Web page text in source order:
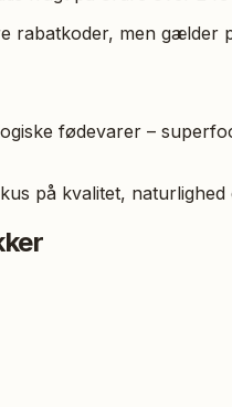
rabatkoder, men gælder
fødevarer –
på kvalitet,